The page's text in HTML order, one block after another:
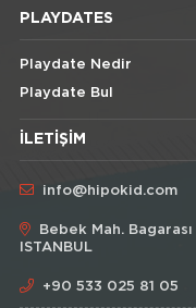
PLAYDATES
Playdate Nedir
Playdate Bul
İLETIŞIM
info@hipokid.com
Bebek Mah.
ISTANBUL
+90 533 025 81 05